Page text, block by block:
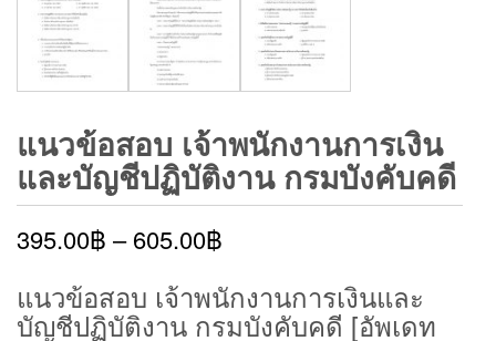
แนวข้อสอบ เจ้าพนักงานการเงิน
และบัญชีปฏิบัติงาน กรมบังคับคดี
395.00฿ –605.00฿
แนวข้อสอบ เจ้าพนักงานการเงินและ
บัญชีปฏิบัติงาน กรมบังคับคดี [อัพเดท